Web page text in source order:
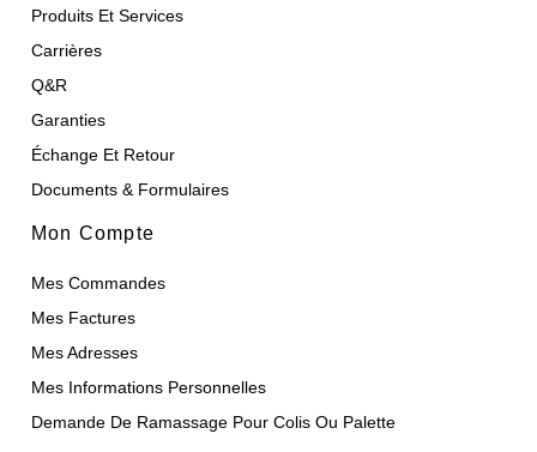
Produits Et Services
Carrières
Q&R
Garanties
Échange Et Retour
Documents & Formulaires
Mon Compte
Mes Commandes
Mes Factures
Mes Adresses
Mes Informations Personnelles
Demande De Ramassage Pour Colis Ou Palette